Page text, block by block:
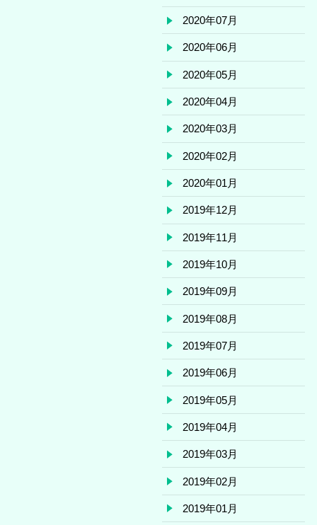
2020年07月
2020年06月
2020年05月
2020年04月
2020年03月
2020年02月
2020年01月
2019年12月
2019年11月
2019年10月
2019年09月
2019年08月
2019年07月
2019年06月
2019年05月
2019年04月
2019年03月
2019年02月
2019年01月